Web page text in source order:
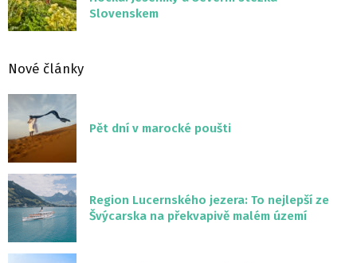
Slovenskem
Nové články
Pět dní v marocké poušti
Region Lucernského jezera: To nejlepší ze
Švýcarska na překvapivě malém území